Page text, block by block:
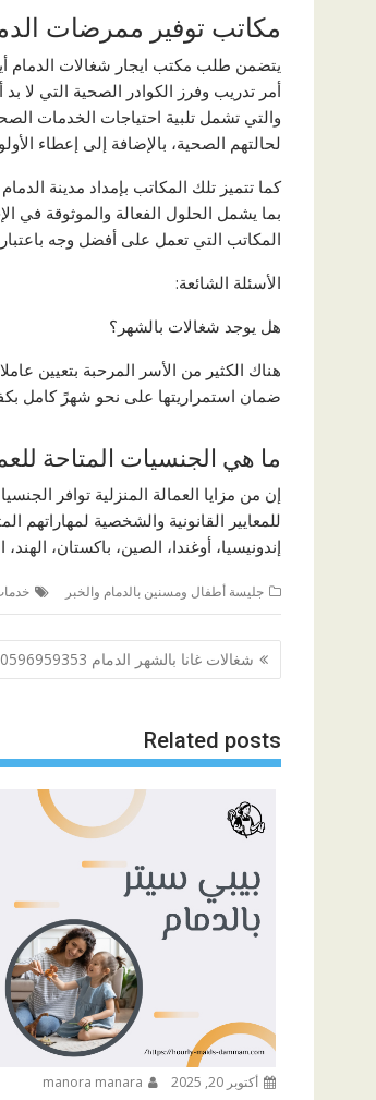
مكاتب توفير ممرضات
يتضمن طلب مكتب ايجار شغالات الدمام
أمر تدريب وفرز الكوادر الصحية التي لا
والتي تشمل تلبية احتياجات الخدمات
لحالتهم الصحية، بالإضافة إلى إعطاء
كما تتميز تلك المكاتب بإمداد مدينة
بما يشمل الحلول الفعالة والموثوقة في
المكاتب التي تعمل على أفضل وجه
الأسئلة الشائعة:
هل يوجد شغالات بالشهر؟
هناك الكثير من الأسر المرحبة بتعيين
ضمان استمراريتها على نحو شهرً كامل
ما هي الجنسيات المتاحة
إن من مزايا العمالة المنزلية توافر
للمعايير القانونية والشخصية لمهاراتهم
إندونيسيا، أوغندا، الصين، باكستان،
جليسة أطفال ومسنين بالدمام والخبر
تصفّح
المقالات
شغالات غانا بالشهر الدمام 0596959353
Related posts
أكتوبر 20, 2025